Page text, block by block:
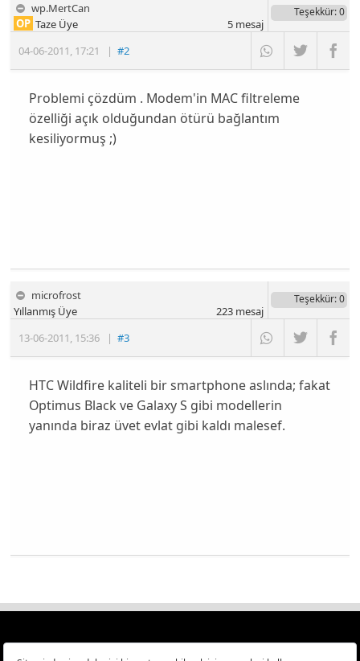
wp.MertCan
04-06-2011, 17:21 |#2
OP Taze Üye
Teşekkür: 0
5mesaj
Problemi çözdüm . Modem'in MAC filtreleme
özelliği açık olduğundan ötürü bağlantım
kesiliyormuş ;)
microfrost
13-06-2011, 15:36 |#3
Yıllanmış Üye
Teşekkür: 0
223mesaj
HTC Wildfire kaliteli bir smartphone aslında; fakat
Optimus Black ve Galaxy S gibi modellerin
yanında biraz üvet evlat gibi kaldı malesef.